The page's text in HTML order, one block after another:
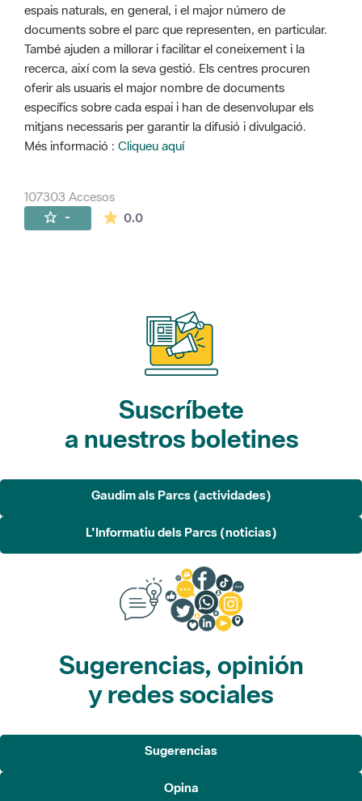
espais naturals, en general, i el major número de
documents sobre el parc que representen, en particular.
També ajuden a millorar i facilitar el coneixement i la
recerca, així com la seva gestió. Els centres procuren
oferir als usuaris el major nombre de documents
específics sobre cada espai i han de desenvolupar els
mitjans necessaris per garantir la difusió i divulgació.
Més informació : Cliqueu aquí
107303 Accesos
- 0.0La valoración media es de 0 estrellas de
Suscríbete
a nuestros boletines
Gaudim als Parcs (actividades)
L'Informatiu dels Parcs (noticias)
Sugerencias, opinión
y redes sociales
Sugerencias
Opina